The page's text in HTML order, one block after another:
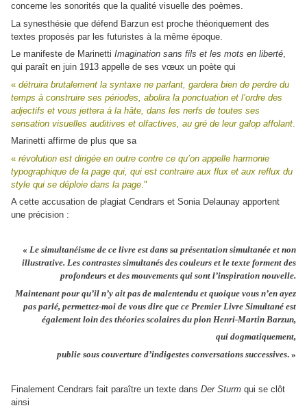
concerne les sonorités que la qualité visuelle des poèmes.
La synesthésie que défend Barzun est proche théoriquement des
textes proposés par les futuristes à la même époque.
Le manifeste de Marinetti Imagination sans fils et les mots en liberté,
qui paraît en juin 1913 appelle de ses vœux un poète qui
« détruira brutalement la syntaxe ne parlant, gardera bien de perdre du
temps à construire ses périodes, abolira la ponctuation et l’ordre des
adjectifs et vous jettera à la hâte, dans les nerfs de toutes ses
sensation visuelles auditives et olfactives, au gré de leur galop affolant
Marinetti affirme de plus que sa
« révolution est dirigée en outre contre ce qu’on appelle harmonie
typographique de la page qui, qui est contraire aux flux et aux reflux du
style qui se déploie dans la page ."
A cette accusation de plagiat Cendrars et Sonia Delaunay apportent
une précision :
« Le simultanéisme de ce livre est dans sa présentation simultanée et non
illustrative. Les contrastes simultanés des couleurs et le texte forment des
profondeurs et des mouvements qui sont l’inspiration nouvelle.
Maintenant pour qu’il n’y ait pas de malentendu et quoique vous n’en ayez
pas parlé, permettez-moi de vous dire que ce Premier Livre Simultané est
également loin des théories scolaires du pion Henri-Martin Barzun,
qui dogmatiquement,
publie sous couverture d’indigestes conversations successives. »
Finalement Cendrars fait paraître un texte dans Der Sturm qui se clôt
ainsi